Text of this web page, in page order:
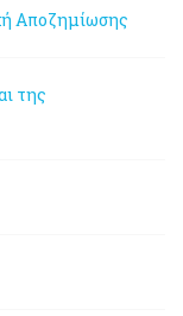
Αποζημίωσης
της